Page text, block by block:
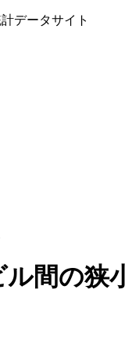
データサイト
ル間の狭